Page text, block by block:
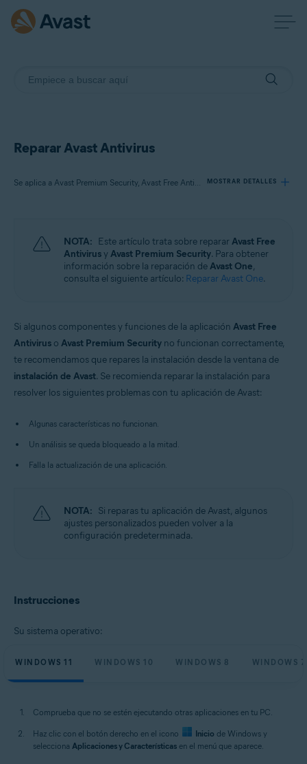
Reparar Avast Antivirus
Se aplica a Avast Premium Security, Avast Free Antivirus MOSTRAR DETALLES
Avast Premium Security
Avast Free Antivirus
NOTA: Este artículo trata sobre repararAvast Free
Antivirusy Avast Premium Security. Para obtener
información sobre la reparación deAvast One,
consulta el siguiente artículo: Reparar Avast One.
Si algunos componentes y funciones de la aplicación Avast Free
Antivirus o Avast Premium Security no funcionan correctamente,
te recomendamos que repares la instalación desde la ventana de
instalación de Avast. Se recomienda reparar la instalación para
resolver los siguientes problemas con tu aplicación de Avast:
Algunas características no funcionan.
Un análisis se queda bloqueado a la mitad.
Falla la actualización de una aplicación.
NOTA: Si reparas tu aplicación de Avast, algunos
ajustes personalizados pueden volver a la
configuración predeterminada.
Instrucciones
Su sistema operativo:
WINDOWS 11 WINDOWS 10 WINDOWS 8 WINDOWS 7
Comprueba que no se estén ejecutando otras aplicaciones en tu PC.
Haz clic con el botón derecho en el icono Inicio de Windows y
selecciona Aplicaciones y Características en el menú que aparece.